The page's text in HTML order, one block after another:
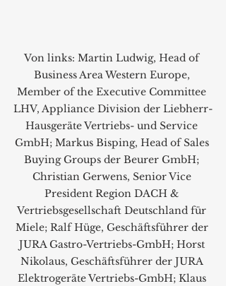
Von links: Martin Ludwig, Head of
Business Area Western Europe,
Member of the Executive Committee
LHV, Appliance Division der Liebherr-
Hausgeräte Vertriebs- und Service
GmbH; Markus Bisping, Head of Sales
Buying Groups der Beurer GmbH;
Christian Gerwens, Senior Vice
President Region DACH &
Vertriebsgesellschaft Deutschland für
Miele; Ralf Hüge, Geschäftsführer der
JURA Gastro-Vertriebs-GmbH; Horst
Nikolaus, Geschäftsführer der JURA
Elektrogeräte Vertriebs-GmbH; Klaus